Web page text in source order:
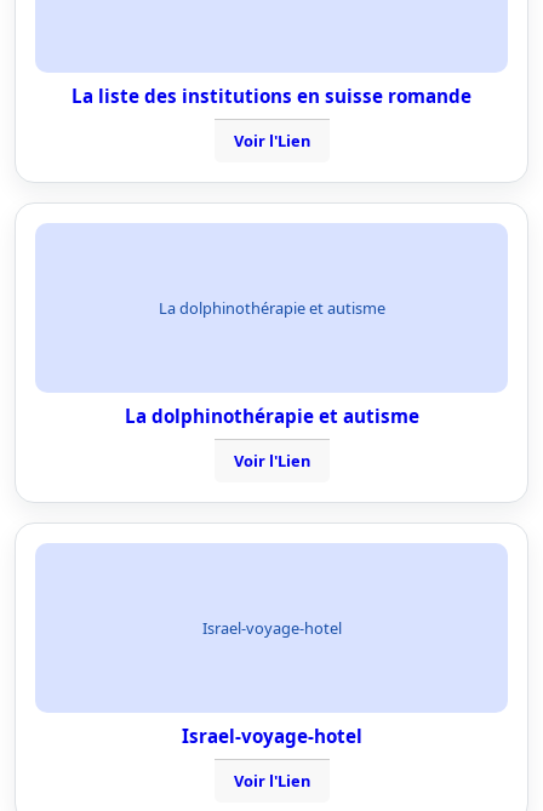
La liste des institutions en suisse romande
Voir l'Lien
La dolphinothérapie et autisme
La dolphinothérapie et autisme
Voir l'Lien
Israel-voyage-hotel
Israel-voyage-hotel
Voir l'Lien